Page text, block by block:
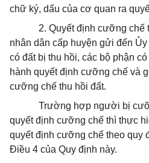
chữ ký, dấu của cơ quan ra
2. Quyết định cưỡng chế
nhân dân cấp huyện gửi đến
có đất bị thu hồi, các bộ phận
hành quyết định cưỡng chế và
cưỡng chế thu hồi đất.
Trường hợp người bị
quyết định cưỡng chế thì thực
quyết định cưỡng chế theo quy
Điều 4 của Quy định này.